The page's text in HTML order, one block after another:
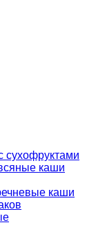
сухофруктами
каши
каши